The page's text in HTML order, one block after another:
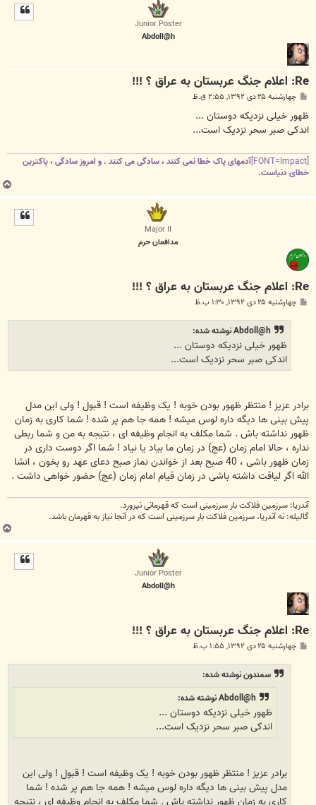
Junior Poster
Abdoll@h
Re: اعلام جنگ عربستان به عراق ؟ !!!
پ
ت
چهارشنبه ۲۵ دی ۱۳۹۲, ۲:۵۵ ق.ظ
ظهور خیلی نزدیکه دوستان ...
اندکی صبر سحر نزدیک است...
آدمهای پاک خطا نمی کنند ، سادگی می کنند . و امروز سادگی ، پاکترین
خطای دنیاست.
ب
ا
Major II
مدافعان حرم
Re: اعلام جنگ عربستان به عراق ؟ !!!
پ چهارشنبه ۲۵ دی ۱۳۹۲, ۱:۳۰ ب.ظ
Abdoll@h نوشته شده:
ظهور خیلی نزدیکه دوستان ...
اندکی صبر سحر نزدیک است...
برادر عزیز ! منتظر ظهور بودن خوبه ! یک وظیفه است ! قبول ! ولی این مدل
پیش بینی ها دیگه داره لوس میشه ! همه جا هم پر شده ! شما کاری به زمان
ظهور نداشته باش . شما مکلف به انجام وظیفه ای ، نتیجه به من و شما ربطی
نداره ، حالا امام زمان (عج) در زمان ما بیاد یا نیاد ! شما اگر دوست داری در
زمان ظهور باشی ، 40 صبح بعد از خواندن نماز صبح دعای عهد رو بخون ، انشا
الله اگر لیاقت داشته باشی در زمان قیام امام زمان (عج) حضور خواهی داشت .
آندریا: سرزمین فلاکت بار سرزمینی است که قهرمانی نپرورد.
گالیله: نه آندریا، سرزمین فلاکت بار سرزمینی است که در آنجا نیاز به قهرمان باشد.
ب
ا
Junior Poster
Abdoll@h
Re: اعلام جنگ عربستان به عراق ؟ !!!
پ چهارشنبه ۲۵ دی ۱۳۹۲, ۱:۵۵ ب.ظ
سمندون نوشته شده:
Abdoll@h نوشته شده:
ظهور خیلی نزدیکه دوستان ...
اندکی صبر سحر نزدیک است...
برادر عزیز ! منتظر ظهور بودن خوبه ! یک وظیفه است ! قبول ! ولی این
مدل پیش بینی ها دیگه داره لوس میشه ! همه جا هم پر شده ! شما
کاری به زمان ظهور نداشته باش . شما مکلف به انجام وظیفه ای ، نتیجه